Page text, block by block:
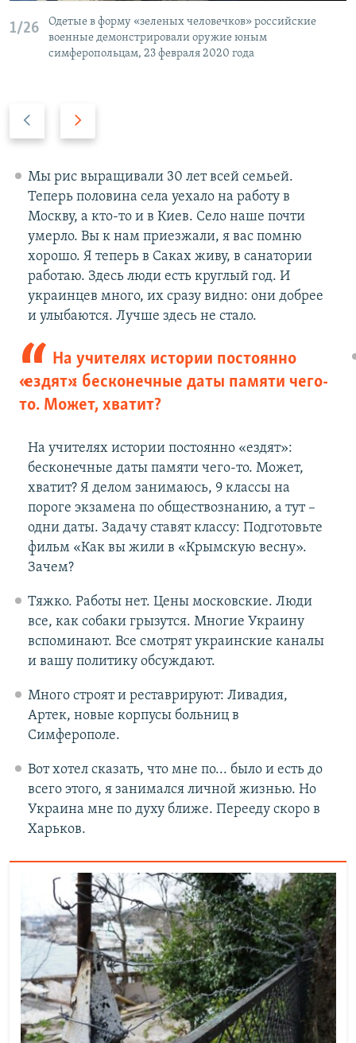
1/26
Одетые в форму «зеленых человечков» российские
военные демонстрировали оружие юным
симферопольцам, 23 февраля 2020 года
д
д
у
ю
щ
и
й
с
л
й
Мы рис выращивали 30 лет всей семьей.
Теперь половина села уехало на работу в
Москву, а кто-то и в Киев. Село наше почти
умерло. Вы к нам приезжали, я вас помню
хорошо. Я теперь в Саках живу, в санатории
работаю. Здесь люди есть круглый год. И
украинцев много, их сразу видно: они добрее
и улыбаются. Лучше здесь не стало.
На учителях истории постоянно
«ездят»: бесконечные даты памяти чего-
то. Может, хватит?
На учителях истории постоянно «ездят»:
бесконечные даты памяти чего-то. Может,
хватит? Я делом занимаюсь, 9 классы на
пороге экзамена по обществознанию, а тут –
одни даты. Задачу ставят классу: Подготовьте
фильм «Как вы жили в «Крымскую весну».
Зачем?
Тяжко. Работы нет. Цены московские. Люди
все, как собаки грызутся. Многие Украину
вспоминают. Все смотрят украинские каналы
и вашу политику обсуждают.
Много строят и реставрируют: Ливадия,
Артек, новые корпусы больниц в
Симферополе.
Вот хотел сказать, что мне по... было и есть до
всего этого, я занимался личной жизнью. Но
Украина мне по духу ближе. Перееду скоро в
Харьков.